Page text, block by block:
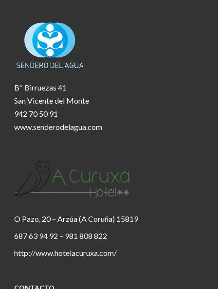
Bº Birruezas 41
San Vicente del Monte
942 70 50 91
www.senderodelagua.com
O Pazo, 20 – Arzúa (A Coruña) 15819
687 63 94 92 – 981 808 822
http://www.hotelacuruxa.com/